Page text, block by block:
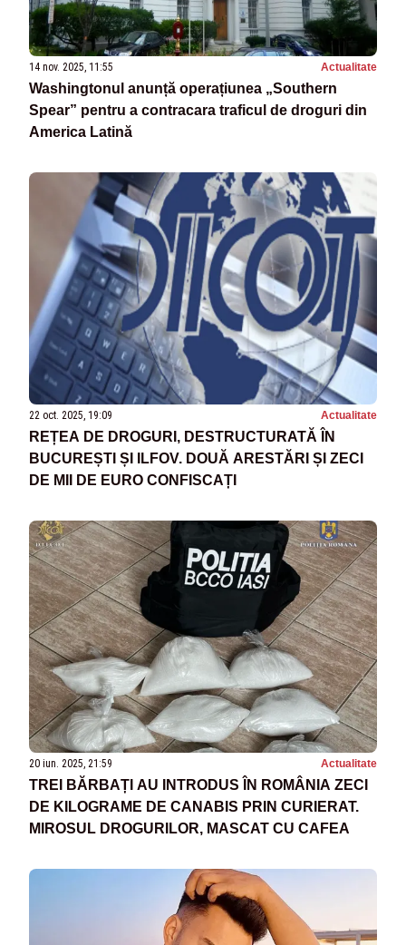
14 nov. 2025, 11:55 Actualitate
Washingtonul anunță operațiunea „Southern
Spear” pentru a contracara traficul de droguri din
America Latină
22 oct. 2025, 19:09 Actualitate
REȚEA DE DROGURI, DESTRUCTURATĂ ÎN
BUCUREȘTI ȘI ILFOV. DOUĂ ARESTĂRI ȘI ZECI
DE MII DE EURO CONFISCAȚI
20 iun. 2025, 21:59 Actualitate
TREI BĂRBAȚI AU INTRODUS ÎN ROMÂNIA ZECI
DE KILOGRAME DE CANABIS PRIN CURIERAT.
MIROSUL DROGURILOR, MASCAT CU CAFEA